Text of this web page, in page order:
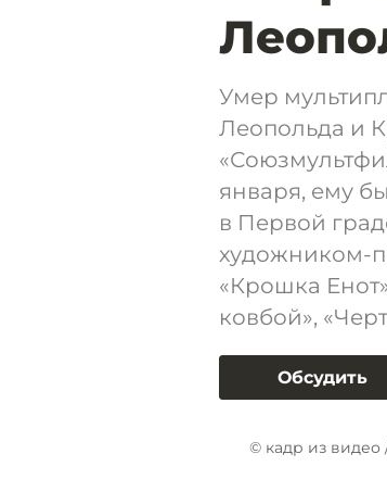
Умер
Леопольда и
января, ему
в Первой
художником-
«Крошка
ковбой»,
Обсудить
© кадр из